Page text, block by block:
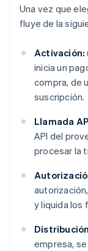
Una vez que
fluye de la
Activación:
inicia un
compra, de
suscripción.
Llamada
API del
procesar la
y liquida los
empresa,